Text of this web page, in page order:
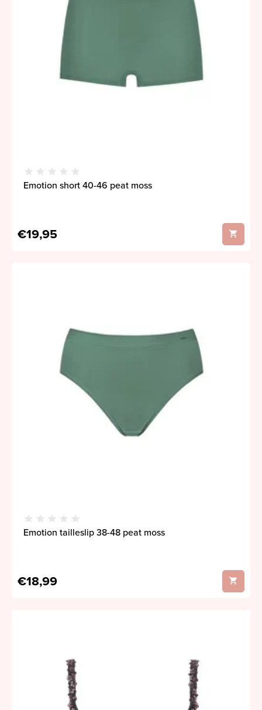
Emotion short 40-46 peat moss
€19,95
Emotion tailleslip 38-48 peat moss
€18,99